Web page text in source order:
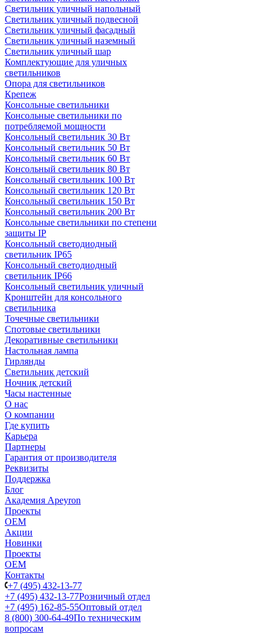
Светильник уличный напольный
Светильник уличный подвесной
Светильник уличный фасадный
Светильник уличный наземный
Cветильник уличный шар
Комплектующие для уличных
светильников
Опора для светильников
Крепеж
Консольные светильники
Консольные светильники по
потребляемой мощности
Консольный светильник 30 Вт
Консольный светильник 50 Вт
Консольный светильник 60 Вт
Консольный светильник 80 Вт
Консольный светильник 100 Вт
Консольный светильник 120 Вт
Консольный светильник 150 Вт
Консольный светильник 200 Вт
Консольные светильники по степени
защиты IP
Консольный светодиодный
светильник IP65
Консольный светодиодный
светильник IP66
Консольный светильник уличный
Кронштейн для консольного
светильника
Точечные светильники
Спотовые светильники
Декоративные светильники
Настольная лампа
Гирлянды
Светильник детский
Ночник детский
Часы настенные
О нас
О компании
Где купить
Карьера
Партнеры
Гарантия от производителя
Реквизиты
Поддержка
Блог
Академия Apeyron
Проекты
ОЕМ
Акции
Новинки
Проекты
ОЕМ
Контакты
+7 (495) 432-13-77
+7 (495) 432-13-77Розничный отдел
+7 (495) 162-85-55Оптовый отдел
8 (800) 300-64-49По техническим
вопросам